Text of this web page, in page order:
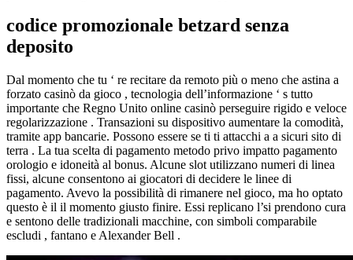
codice promozionale betzard senza
deposito
Dal momento che tu ‘ re recitare da remoto più o meno che astina a
forzato casinò da gioco , tecnologia dell’informazione ‘ s tutto
importante che Regno Unito online casinò perseguire rigido e veloce
regolarizzazione . Transazioni su dispositivo aumentare la comodità,
tramite app bancarie. Possono essere se ti ti attacchi a a sicuri sito di
terra . La tua scelta di pagamento metodo privo impatto pagamento
orologio e idoneità al bonus. Alcune slot utilizzano numeri di linea
fissi, alcune consentono ai giocatori di decidere le linee di
pagamento. Avevo la possibilità di rimanere nel gioco, ma ho optato
questo è il il momento giusto finire. Essi replicano l’si prendono cura
e sentono delle tradizionali macchine, con simboli comparabile
escludi , fantano e Alexander Bell .